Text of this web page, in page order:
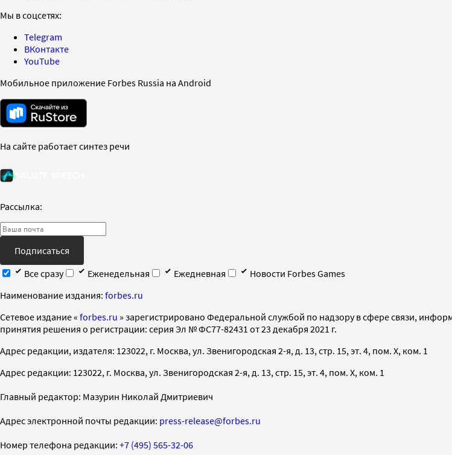
Мы в соцсетях:
Telegram
ВКонтакте
YouTube
Мобильное приложение Forbes Russia на Android
На сайте работает синтез речи
Рассылка:
Подписаться
Все сразу
Еженедельная Ежедневная
Новости Forbes Games
Наименование издания: forbes.ru
Cетевое издание « forbes.ru » зарегистрировано Федеральной службой по надзору в сфере связи,
принятия решения о регистрации: серия Эл № ФС77-82431 от 23 декабря 2021 г.
Адрес редакции, издателя: 123022, г. Москва, ул. Звенигородская 2-я, д. 13, стр. 15, эт. 4, пом. X, ком. 1
Адрес редакции: 123022, г. Москва, ул. Звенигородская 2-я, д. 13, стр. 15, эт. 4, пом. X, ком. 1
Главный редактор: Мазурин Николай Дмитриевич
Адрес электронной почты редакции: press-release@forbes.ru
Номер телефона редакции: +7 (495) 565-32-06